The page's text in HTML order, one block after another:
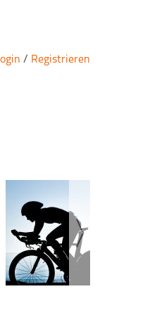
/ Registrieren